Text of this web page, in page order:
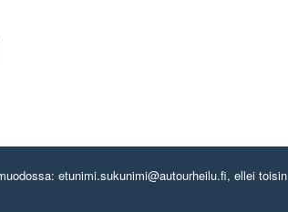
etunimi.sukunimi@autourheilu.fi, ellei toisin